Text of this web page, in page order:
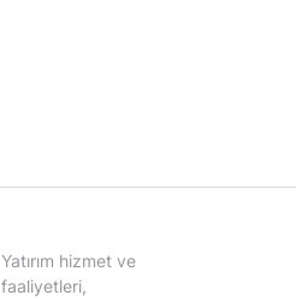
Yatırım hizmet ve
faaliyetleri,